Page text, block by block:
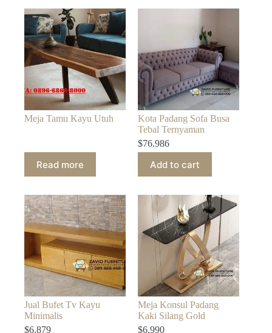
Meja Tamu Kayu Utuh
Read more
Kota Padang Sofa Busa
Tebal Ternyaman
$76.986
Add to cart
Jual Bufet Tv Kayu
Minimalis
$6.879
Meja Konsul Padang
Kaki Silang Gold
$6.990